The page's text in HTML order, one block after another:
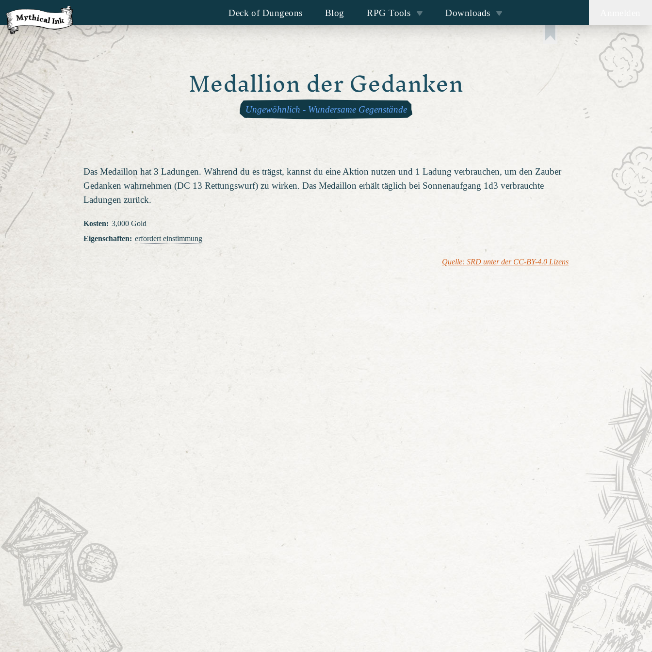
Deck of Dungeons Blog RPG Tools Downloads
Medallion der Gedanken
Ungewöhnlich - Wundersame Gegenstände
Das Medaillon hat 3 Ladungen. Während du es trägst, kannst du eine Aktion nutzen und 1 Ladung verbrauchen, um den Zauber
Gedanken wahrnehmen (DC 13 Rettungswurf) zu wirken. Das Medaillon erhält täglich bei Sonnenaufgang 1d3 verbrauchte
Ladungen zurück.
Kosten: 3,000 Gold
Eigenschaften: erfordert einstimmung
Quelle: SRD unter der CC-BY-4.0 Lizens